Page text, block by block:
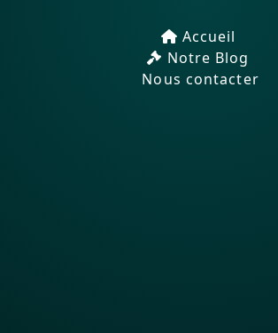
Accueil
Notre Blog
Nous contacter